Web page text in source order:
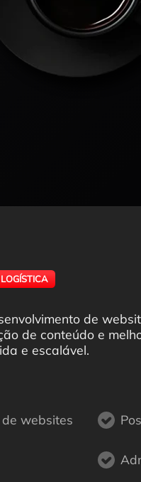
de
de conteúdo e
e escalável.
websites